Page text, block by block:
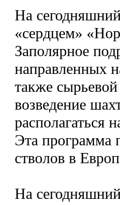
На
«сердцем»
Заполярное
направленных
также
возведение
располагаться
Эта программа
стволов в
На